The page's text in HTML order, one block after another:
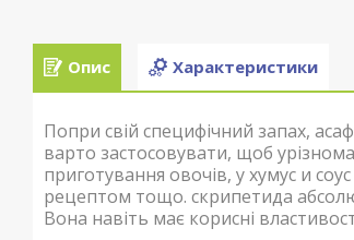
Опис Характеристики
Попри свій специфічний запах,
варто застосовувати, щоб
приготування овочів, у хумус и
рецептом тощо. скрипетида
Вона навіть має корисні